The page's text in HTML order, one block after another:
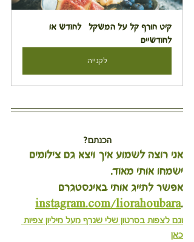
קיט חורף קל על המשקל   לחודש או
לחודשיים
לקנייה
הכנתם?
אני רוצה לשמוע איך ויצא גם צילומים
ישמחו אותי מאוד.
אפשר לתייג אותי באינסטגרם
.
instagram.com/liorahoubara
וגם לצפות בסרטון שלי שגרף מעל מיליון צפיות
כאן